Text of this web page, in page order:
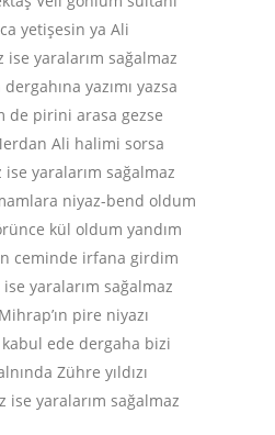
yetişesin ya Ali
ise yaralarım sağalmaz
dergahına yazımı yazsa
de pirini arasa gezse
Ali halimi sorsa
ise yaralarım sağalmaz
niyaz-bend oldum
kül oldum yandım
ceminde irfana girdim
yaralarım sağalmaz
pire niyazı
kabul ede dergaha bizi
Zühre yıldızı
ise yaralarım sağalmaz